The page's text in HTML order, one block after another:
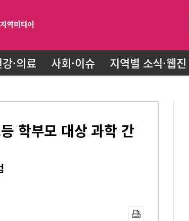
·의료 사회·이슈 지역별 소식·웹진
학부모 대상 과학 간